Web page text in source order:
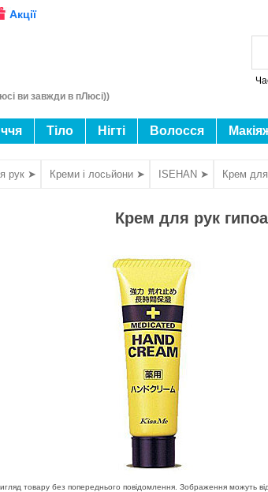
Акції
ви завжди в пЛюсі))
Тіло Нігті Волосся
рук ➤ Креми і лосьйони ➤ ISEHAN ➤ Крем
Крем для рук
товару без попереднього повідомлення. Зображення можуть